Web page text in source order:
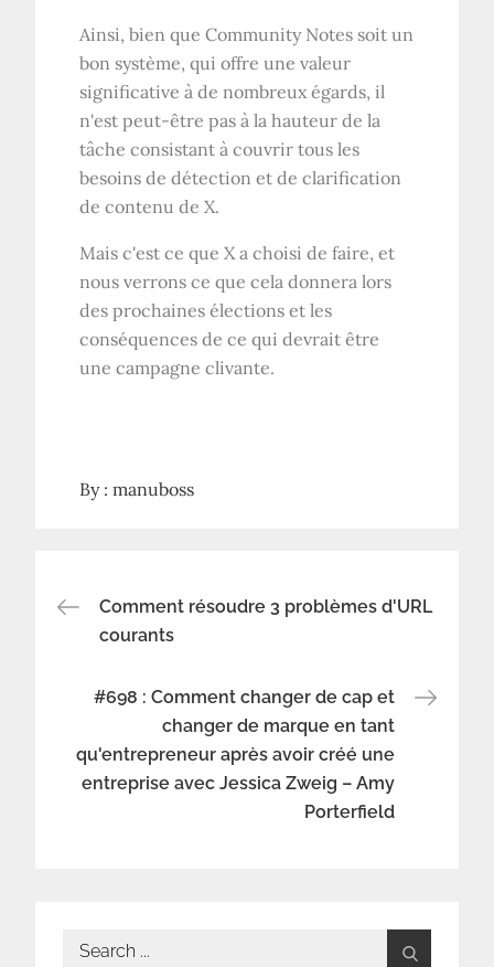
Ainsi, bien que Community Notes soit un
bon système, qui offre une valeur
significative à de nombreux égards, il
n'est peut-être pas à la hauteur de la
tâche consistant à couvrir tous les
besoins de détection et de clarification
de contenu de X.
Mais c'est ce que X a choisi de faire, et
nous verrons ce que cela donnera lors
des prochaines élections et les
conséquences de ce qui devrait être
une campagne clivante.
By :manuboss
Navigation
de
l’article
Comment résoudre 3 problèmes d'URL
courants
#698 : Comment changer de cap et
changer de marque en tant
qu'entrepreneur après avoir créé une
entreprise avec Jessica Zweig – Amy
Porterfield
Search